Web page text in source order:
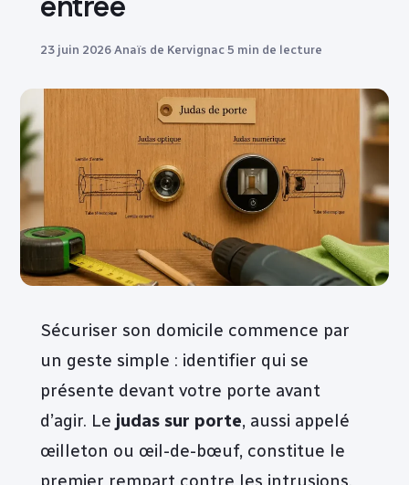
23 juin 2026Anaïs de Kervignac5 min de lecture
Sécuriser son domicile commence par
un geste simple : identifier qui se
présente devant votre porte avant
d’agir. Le judas sur porte, aussi appelé
œilleton ou œil-de-bœuf, constitue le
premier rempart contre les intrusions.